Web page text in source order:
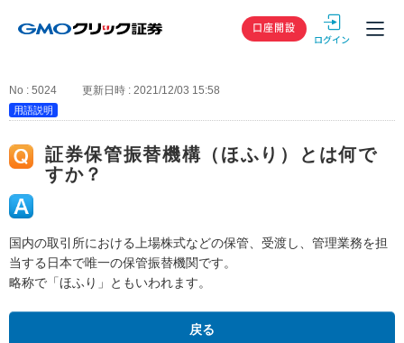
GMOクリック
口座開設
No : 5024 更新日時 : 2021/12/03 15:58
用語説明
証券保管振替機構（ほふり）とは何で
すか？
国内の取引所における上場株式などの保管、受渡し、管理業務を担
当する日本で唯一の保管振替機関です。
略称で「ほふり」ともいわれます。
戻る